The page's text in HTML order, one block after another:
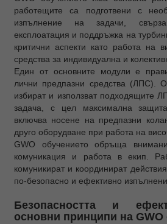
работещите са подготвени с
изпълнение на задачи,
експлоатация и поддръжка на
критични аспекти като работа на
средства за индивидуална и
Един от основните модули е
лични предпазни средства (ЛПС).
избират и използват подходящите
задача, с цел максимална
включва носене на предпазни
друго оборудване при работа на
GWO обучението обръща
комуникация и работа в екип.
комуникират и координират
по-безопасно и ефективно
Безопасността и
основни принципи на GWO